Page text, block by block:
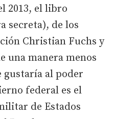
2013, el libro
secreta), de los
Christian Fuchs y
una manera menos
gustaría al poder
federal es el
de Estados